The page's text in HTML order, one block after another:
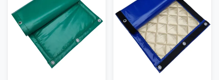
different acoustic
characteristics such as
waterproof ...
different acoustic
characteristics such as
waterproof ...